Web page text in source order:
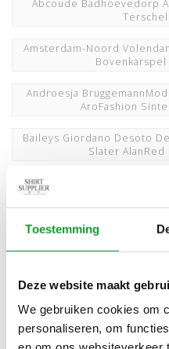
Toestemming
Deze website maakt
We gebruiken cookies om
personaliseren, om
Abcoude Badhoevedorp
Amsterdam-Noord
Bovenkarspel
Androesja
AroFashion
Baileys Giordano Desoto
Slater
BerkelRodenrijs
Buitenveldert Amsterdam
Eindhoven Nistelrode
Den Helder Gorredijk
Leeuwarden